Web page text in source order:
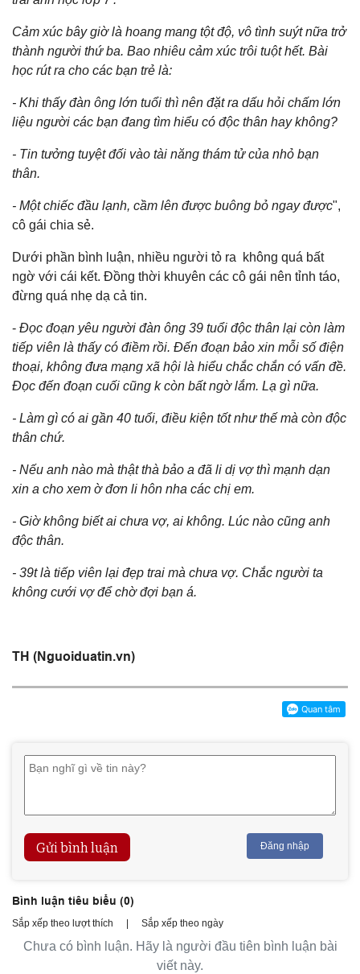
Cảm xúc bây giờ là hoang mang tột độ, vô tình suýt nữa trở
thành người thứ ba. Bao nhiêu cảm xúc trôi tuột hết. Bài
học rút ra cho các bạn trẻ là:
- Khi thấy đàn ông lớn tuổi thì nên đặt ra dấu hỏi chấm lớn
liệu người các bạn đang tìm hiểu có độc thân hay không?
- Tin tưởng tuyệt đối vào tài năng thám tử của nhỏ bạn
thân.
- Một chiếc đầu lạnh, cầm lên được buông bỏ ngay được",
cô gái chia sẻ.
Dưới phần bình luận, nhiều người tỏ ra không quá bất
ngờ với cái kết. Đồng thời khuyên các cô gái nên tỉnh táo,
đừng quá nhẹ dạ cả tin.
- Đọc đoạn yêu người đàn ông 39 tuổi độc thân lại còn làm
tiếp viên là thấy có điềm rồi. Đến đoạn bảo xin mỗi số điện
thoại, không đưa mạng xã hội là hiểu chắc chắn có vấn đề.
Đọc đến đoạn cuối cũng k còn bất ngờ lắm. Lạ gì nữa.
- Làm gì có ai gần 40 tuổi, điều kiện tốt như thế mà còn độc
thân chứ.
- Nếu anh nào mà thật thà bảo a đã li dị vợ thì mạnh dạn
xin a cho xem ờ đơn li hôn nha các chị em.
- Giờ không biết ai chưa vợ, ai không. Lúc nào cũng anh
độc thân.
- 39t là tiếp viên lại đẹp trai mà chưa vợ. Chắc người ta
không cưới vợ để chờ đợi bạn á.
TH (Nguoiduatin.vn)
Gửi bình luận Đăng nhập
Bình luận tiêu biểu (0)
Sắp xếp theo lượt thích | Sắp xếp theo ngày
Chưa có bình luận. Hãy là người đầu tiên bình luận bài
viết này.